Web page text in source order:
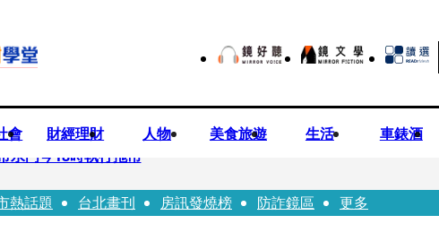
會 財經理財 人物 美食旅遊 生活 車錶酒
門今18時執行拖吊
兒子告白「爸爸I LOVE YOU」 驚喜林志玲同步曝光父親節「披
熱話題 台北畫刊 房訊發燒榜 防詐鏡區 更多